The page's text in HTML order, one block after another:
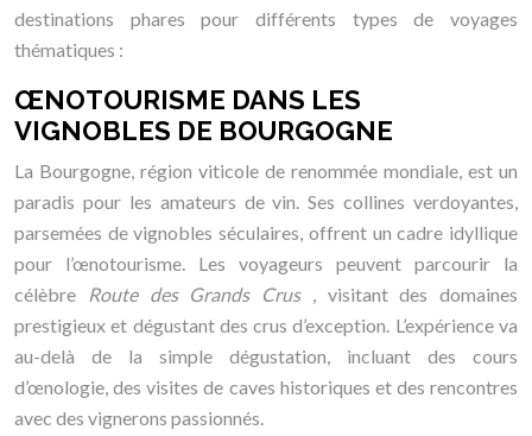
destinations phares pour différents types de voyages
thématiques :
ŒNOTOURISME DANS LES
VIGNOBLES DE BOURGOGNE
La Bourgogne, région viticole de renommée mondiale, est un
paradis pour les amateurs de vin. Ses collines verdoyantes,
parsemées de vignobles séculaires, offrent un cadre idyllique
pour l’œnotourisme. Les voyageurs peuvent parcourir la
célèbre
Route des Grands Crus , visitant des domaines
prestigieux et dégustant des crus d’exception. L’expérience va
au-delà de la simple dégustation, incluant des cours
d’œnologie, des visites de caves historiques et des rencontres
avec des vignerons passionnés.